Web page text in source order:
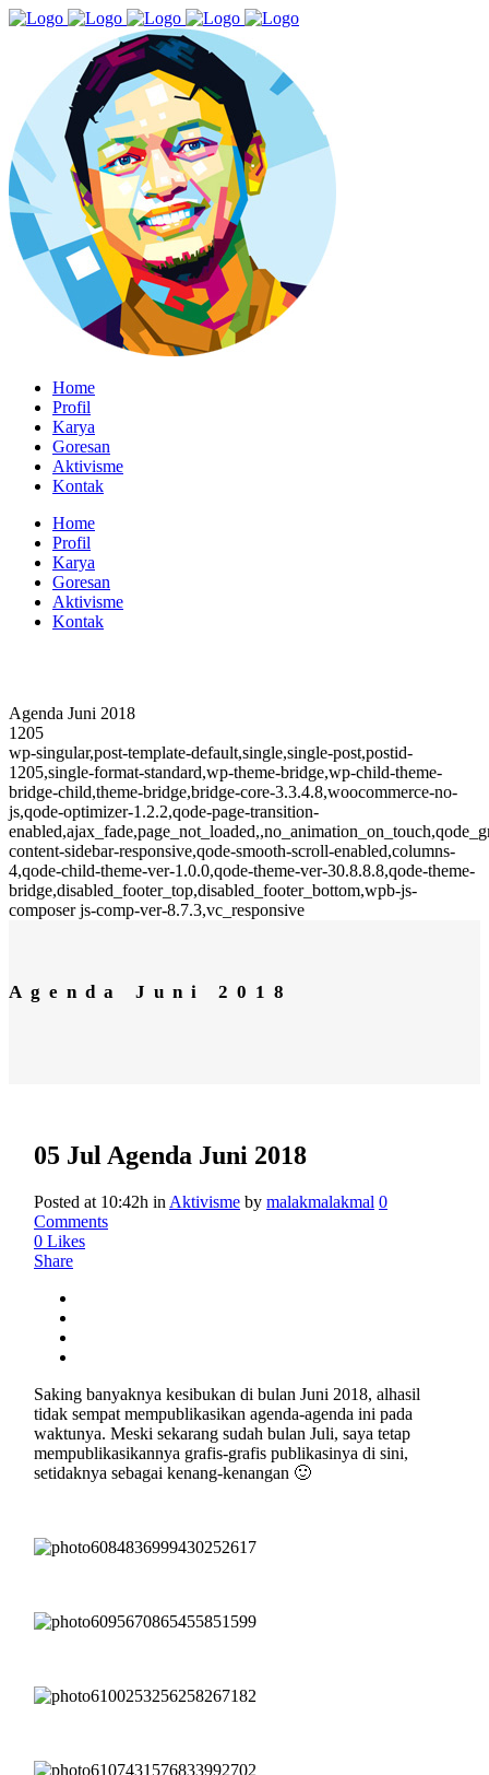
Home
Profil
Karya
Goresan
Aktivisme
Kontak
Home
Profil
Karya
Goresan
Aktivisme
Kontak
Agenda Juni 2018
1205
wp-singular,post-template-default,single,single-post,postid-
1205,single-format-standard,wp-theme-bridge,wp-child-theme-
bridge-child,theme-bridge,bridge-core-3.3.4.8,woocommerce-no-
js,qode-optimizer-1.2.2,qode-page-transition-
content-sidebar-responsive,qode-smooth-scroll-enabled,columns-
4,qode-child-theme-ver-1.0.0,qode-theme-ver-30.8.8.8,qode-theme-
bridge,disabled_footer_top,disabled_footer_bottom,wpb-js-
composer js-comp-ver-8.7.3,vc_responsive
Agenda Juni 2018
05 Jul Agenda Juni 2018
Posted at 10:42h in Aktivisme by malakmalakmal 0
Comments
0 Likes
Share
Saking banyaknya kesibukan di bulan Juni 2018, alhasil
tidak sempat mempublikasikan agenda-agenda ini pada
waktunya. Meski sekarang sudah bulan Juli, saya tetap
mempublikasikannya grafis-grafis publikasinya di sini,
setidaknya sebagai kenang-kenangan 🙂